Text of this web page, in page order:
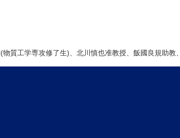
物質工学専攻修了生)、北川慎也准教授、飯國良規助